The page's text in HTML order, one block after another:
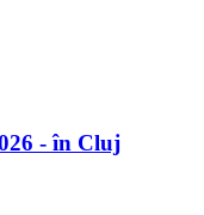
- în Cluj